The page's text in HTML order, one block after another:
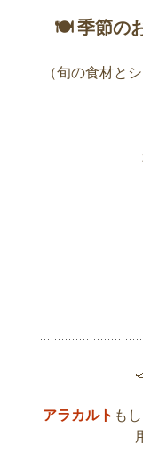
🍽 季節の
（旬の食材と
アラカルト も